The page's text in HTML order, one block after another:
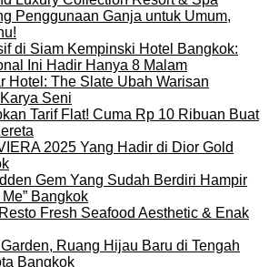
Penggunaan Ganja untuk Umum,
di Siam Kempinski Hotel Bangkok:
Ini Hadir Hanya 8 Malam
Hotel: The Slate Ubah Warisan
Seni
Tarif Flat! Cuma Rp 10 Ribuan Buat
2025 Yang Hadir di Dior Gold
Gem Yang Sudah Berdiri Hampir
Bangkok
Fresh Seafood Aesthetic & Enak
Ruang Hijau Baru di Tengah
Bangkok